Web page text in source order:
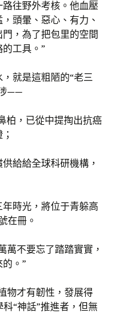
往野外考核。他血壓
頭暈、惡心、有力、
，為了把包里的空間
工具。”
就是這粗陋的“老三
——
柏，已從中提掏出抗癌
給給全球科研機構，
時光，將位于青躲高
在冊。
萬不要忘了踏踏實實，
。”
物才有韌性，發展得
“神話”推進者，但無